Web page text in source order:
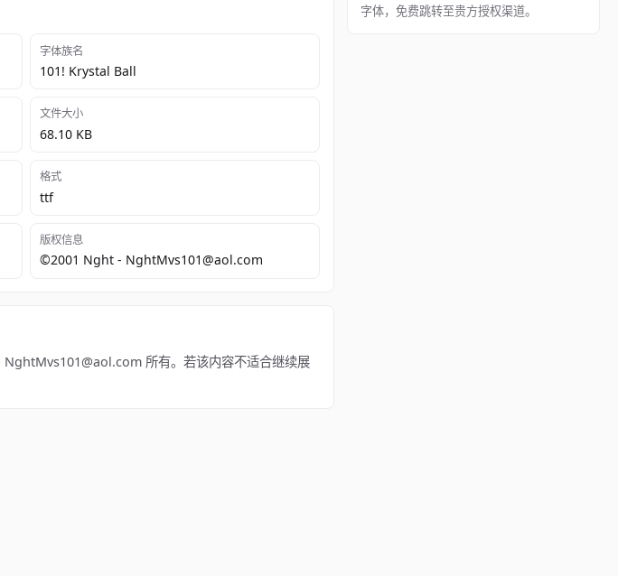
字体族名
101! Krystal Ball
文件大小
68.10 KB
格式
ttf
版权信息
©2001 Nght - NghtMvs101@aol.com
所有。若该内容不适合继续展
字体，免费跳转至贵方授权渠道。